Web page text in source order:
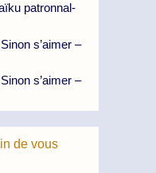
patronnal-
Sinon s’aimer –
Sinon s’aimer –
de vous